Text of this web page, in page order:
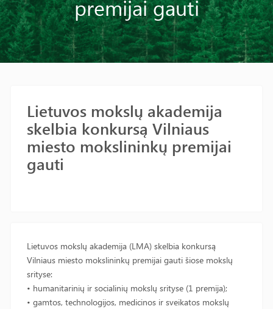
premijai gauti
Lietuvos mokslų akademija
skelbia konkursą Vilniaus
miesto mokslininkų premijai
gauti
Lietuvos mokslų akademija (LMA) skelbia konkursą
Vilniaus miesto mokslininkų premijai gauti šiose mokslų
srityse:
• humanitarinių ir socialinių mokslų srityse (1 premija);
• gamtos, technologijos, medicinos ir sveikatos mokslų